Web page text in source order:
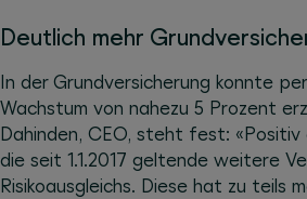
Deutlich mehr
In der Grundversicherung konnte per
Wachstum von nahezu 5 Prozent
Dahinden, CEO, steht fest:
die seit 1.1.2017 geltende weitere
Risikoausgleichs. Diese hat zu teils